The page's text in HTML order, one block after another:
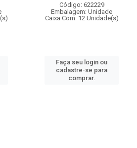
Código: 622229
Embalagem: Unidade
Caixa Com: 12 Unidade(s)
Faça seu login ou
cadastre-se para
comprar.